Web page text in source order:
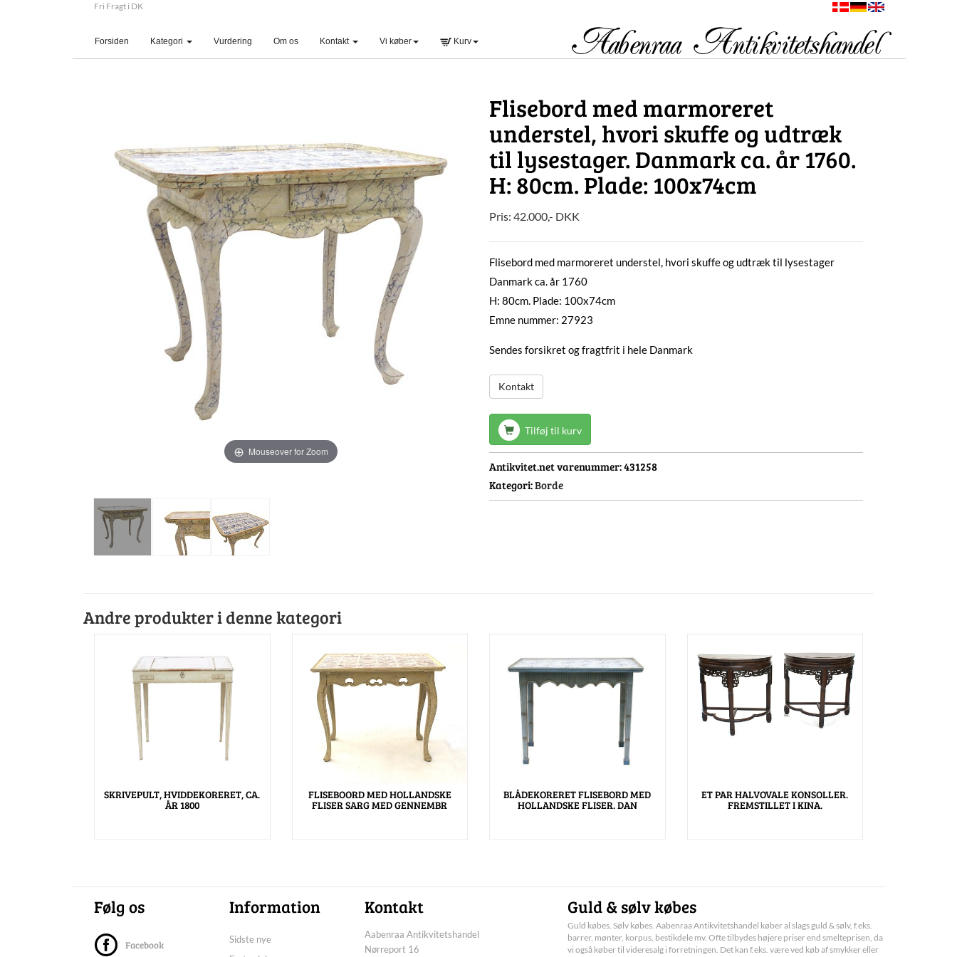
Fri Fragt i DK
Forsiden (current)Kategori Vurdering Om os Kontakt Vi køber Kurv
Mouseover for Zoom
Flisebord med marmoreret
understel, hvori skuffe og udtræk
til lysestager. Danmark ca. år 1760.
H: 80cm. Plade: 100x74cm
Pris: 42.000,- DKK
Flisebord med marmoreret understel, hvori skuffe og udtræk til lysestager
Danmark ca. år 1760
H: 80cm. Plade: 100x74cm
Emne nummer: 27923
Sendes forsikret og fragtfrit i hele Danmark
Kontakt
Tilføj til kurv
Antikvitet.net varenummer:431258
Kategori:Borde
Andre produkter i denne kategori
SKRIVEPULT, HVIDDEKORERET, CA.
ÅR 1800
FLISEBOORD MED HOLLANDSKE
FLISER SARG MED GENNEMBR
BLÅDEKORERET FLISEBORD MED
HOLLANDSKE FLISER. DAN
ET PAR HALVOVALE KONSOLLER.
FREMSTILLET I KINA.
Følg os
Facebook
Information
Sidste nye
Kontakt
Aabenraa Antikvitetshandel
Nørreport 16
Guld & sølv købes
Guld købes. Sølv købes. Aabenraa Antikvitetshandel køber al slags guld & sølv, f.eks.
barrer, mønter, korpus, bestikdele mv. Ofte tilbydes højere priser end smelteprisen, da
vi også køber til videresalg i forretningen. Det kan f.eks. være ved køb af smykker eller